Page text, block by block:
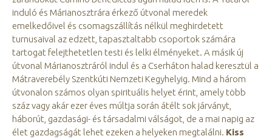
induló és Márianosztrára érkező útvonal meredek
emelkedőivel és csomagszállítás nélkül meghirdetett
turnusaival az edzett, tapasztaltabb csoportok számára
tartogat felejthetetlen testi és lelki élményeket. A másik új
útvonal Márianosztráról indul és a Cserháton halad keresztül a
Mátraverebély Szentkúti Nemzeti Kegyhelyig. Mind a három
útvonalon számos olyan spirituális helyet érint, amely több
száz vagy akár ezer éves múltja során átélt sok járványt,
háborút, gazdasági- és társadalmi válságot, de a mai napig az
élet gazdagságát lehet ezeken a helyeken megtalálni. Kiss